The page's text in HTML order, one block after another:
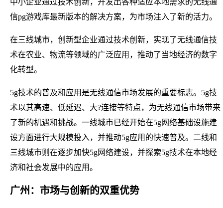
信pg游戏库最新版本的解决方案，为市场注入了新的活力。
在三线城市，创新型企业通过技术创新，实现了无线通信技
术在农业、物流等领域的广泛应用，推动了当地经济的数字
化转型。
5g技术的普及和应用是无线通信市场发展的重要标志。5g技
术以其高速、低延迟、大?连接等特点，为无线通信市场带来
了新的机遇和挑战。一线城市已经开始在5g网络基础设施建
设方面进行大规模投入，并推动5g应用的快速普及。二线和
三线城市则在逐步加快5g网络建设，并探索5g技术在本地经
济和社会发展中的应用。
广州：市场与创新的双重优势